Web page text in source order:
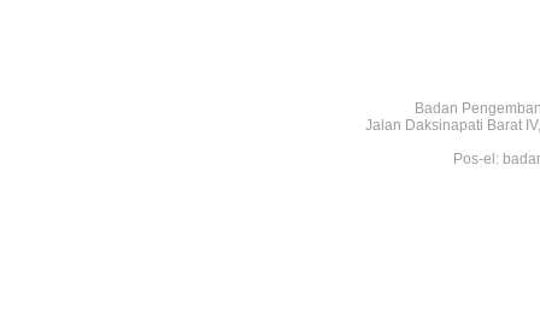
Badan
Jalan Daksinapati Barat
Pos-el: